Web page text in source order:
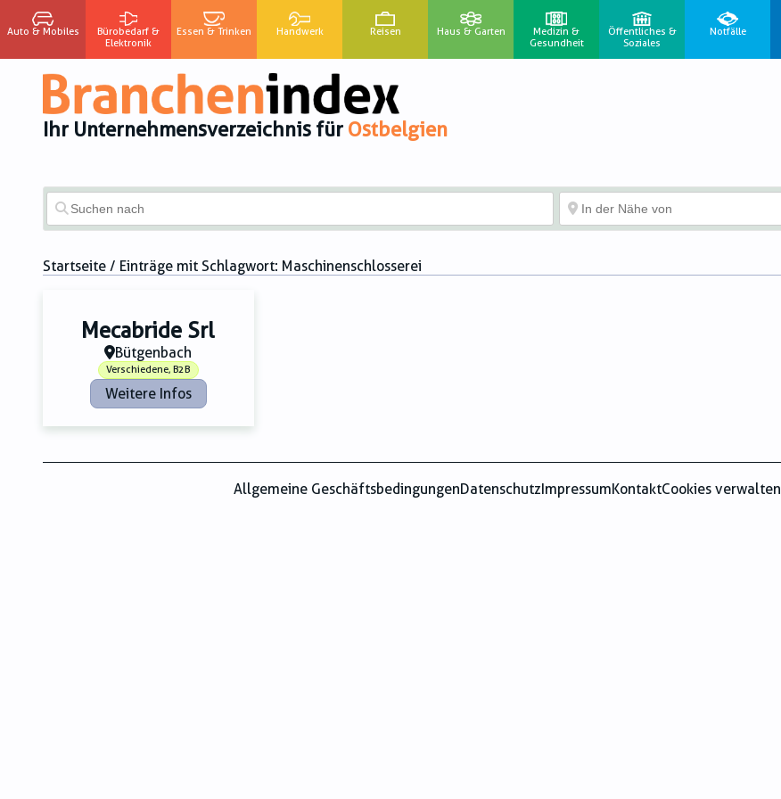
Auto & Mobiles
Bürobedarf &
Elektronik
Essen & Trinken Handwerk Reisen Haus & Garten
Medizin &
Gesundheit
Öffentliches &
Soziales
Notfälle
Ihr Unternehmensverzeichnis für Ostbelgien
Startseite / Einträge mit Schlagwort: Maschinenschlosserei
Mecabride Srl
Bütgenbach
Verschiedene, B2B
Weitere Infos
Allgemeine GeschäftsbedingungenDatenschutz Impressum KontaktCookies verwalten